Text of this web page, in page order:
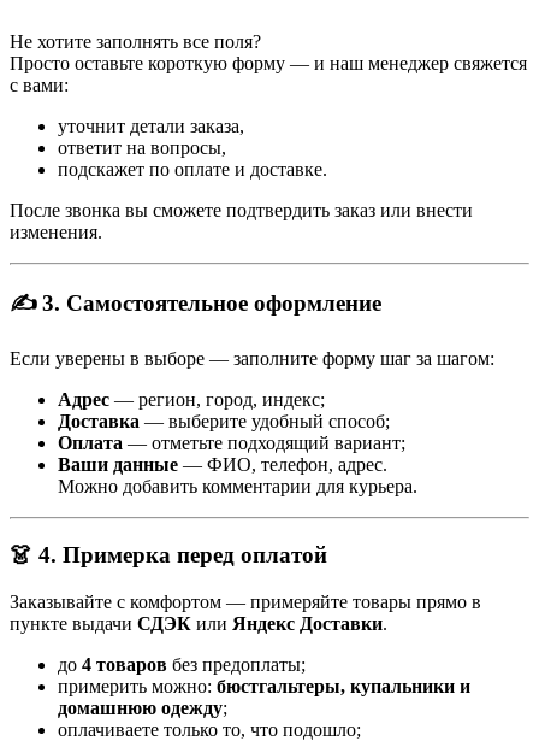
Не хотите заполнять все поля?
Просто оставьте короткую форму — и наш менеджер свяжется
с вами:
уточнит детали заказа,
ответит на вопросы,
подскажет по оплате и доставке.
После звонка вы сможете подтвердить заказ или внести
изменения.
✍️ 3. Самостоятельное оформление
Если уверены в выборе — заполните форму шаг за шагом:
Адрес — регион, город, индекс;
Доставка — выберите удобный способ;
Оплата — отметьте подходящий вариант;
Ваши данные — ФИО, телефон, адрес.
Можно добавить комментарии для курьера.
👗 4. Примерка перед оплатой
Заказывайте с комфортом — примеряйте товары прямо в
пункте выдачи СДЭК или Яндекс Доставки.
до 4 товаров без предоплаты;
примерить можно: бюстгальтеры, купальники и
домашнюю одежду;
оплачиваете только то, что подошло;